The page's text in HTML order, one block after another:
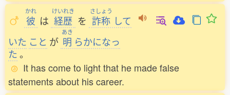
かれ
彼 は
けいれき
経歴 を
さしょう
詐称 して
いた こと が
あき
明 らかになっ
た。
It has come to light that he made false
statements about his career.